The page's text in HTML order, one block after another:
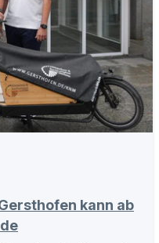
kann ab